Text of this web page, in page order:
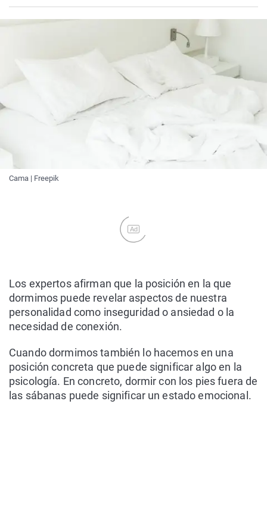
Cama | Freepik
Ad
Los expertos afirman que la posición en la que
dormimos puede revelar aspectos de nuestra
personalidad como inseguridad o ansiedad o la
necesidad de conexión.
Cuando dormimos también lo hacemos en una
posición concreta que puede significar algo en la
psicología. En concreto, dormir con los pies fuera de
las sábanas puede significar un estado emocional.